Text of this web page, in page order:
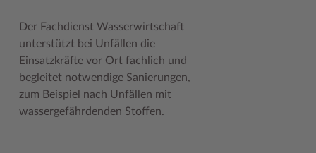
Wo Sie uns finden
Zuständigkeitsfinder SH ↗
Social Media
Stormarninfo
Städte und Gemeinden
Wappen und Geschichte
Tourismus
Vereine und Gruppen
Der Fachdienst Wasserwirtschaft
unterstützt bei Unfällen die
Einsatzkräfte vor Ort fachlich und
begleitet notwendige Sanierungen,
zum Beispiel nach Unfällen mit
wassergefährdenden Stoffen.